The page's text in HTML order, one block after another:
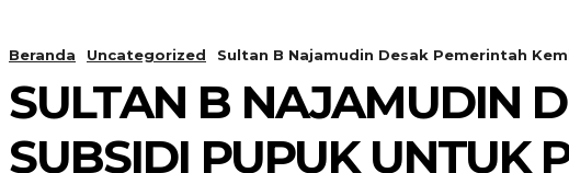
Beranda Uncategorized Sultan B Najamudin Desak Pemerintah
SULTAN B NAJAMUDIN
SUBSIDI PUPUK UNTUK